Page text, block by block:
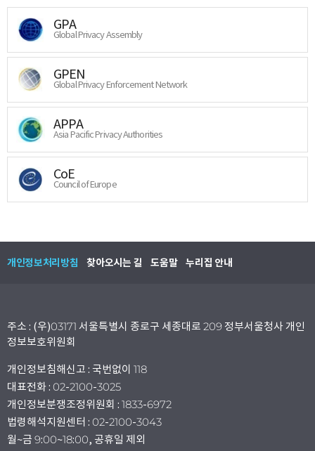
GPA
Global Privacy Assembly
GPEN
Global Privacy Enforcement Network
APPA
Asia Pacific Privacy Authorities
CoE
Council of Europe
개인정보처리방침 찾아오시는 길 도움말 누리집 안내
주소 : (우)03171 서울특별시 종로구 세종대로 209 정부서울청사 개인
정보보호위원회
개인정보침해신고 : 국번없이 118
대표전화 : 02-2100-3025
개인정보분쟁조정위원회 : 1833-6972
법령해석지원센터 : 02-2100-3043
월~금 9:00~18:00, 공휴일 제외